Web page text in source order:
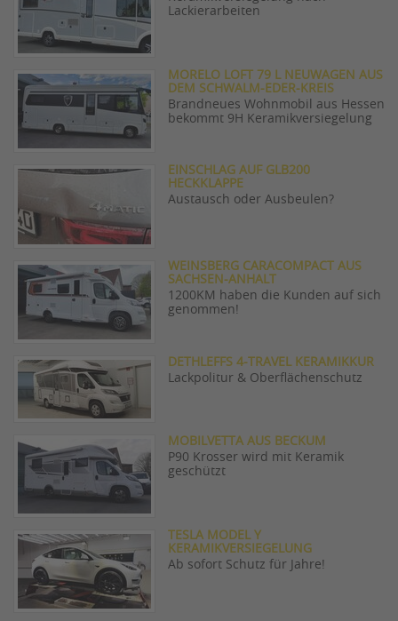
Lackierarbeiten
MORELO LOFT 79 L NEUWAGEN AUS
DEM SCHWALM-EDER-KREIS
Brandneues Wohnmobil aus Hessen
bekommt 9H Keramikversiegelung
EINSCHLAG AUF GLB200
HECKKLAPPE
Austausch oder Ausbeulen?
WEINSBERG CARACOMPACT AUS
SACHSEN-ANHALT
1200KM haben die Kunden auf sich
genommen!
DETHLEFFS 4-TRAVEL KERAMIKKUR
Lackpolitur & Oberflächenschutz
MOBILVETTA AUS BECKUM
P90 Krosser wird mit Keramik
geschützt
TESLA MODEL Y
KERAMIKVERSIEGELUNG
Ab sofort Schutz für Jahre!